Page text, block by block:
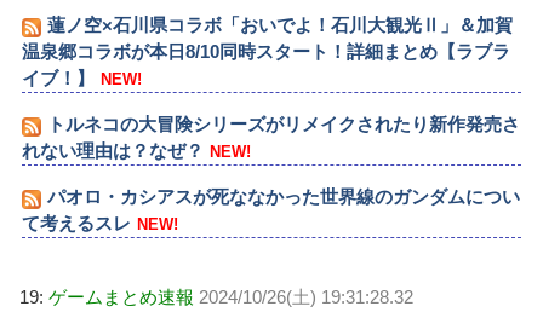
蓮ノ空×石川県コラボ「おいでよ！石川大観光Ⅱ」＆加賀
温泉郷コラボが本日8/10同時スタート！詳細まとめ【ラブラ
イブ！】
NEW!
トルネコの大冒険シリーズがリメイクされたり新作発売さ
れない理由は？なぜ？
NEW!
パオロ・カシアスが死ななかった世界線のガンダムについ
て考えるスレ NEW!
19: ゲームまとめ速報 2024/10/26(土) 19:31:28.32